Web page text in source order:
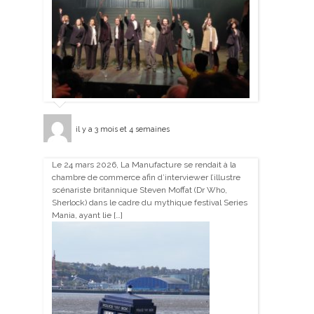
il y a 3 mois et 4 semaines
Le 24 mars 2026, La Manufacture se rendait à la
chambre de commerce afin d’interviewer l’illustre
scénariste britannique Steven Moffat (Dr Who,
Sherlock) dans le cadre du mythique festival Series
Mania, ayant lie […]